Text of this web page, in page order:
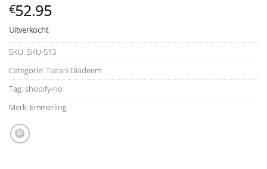
€52.95
Uitverkocht
SKU: SKU-513
Categorie: Tiara's Diadeem
Tag: shopify-no
Merk: Emmerling